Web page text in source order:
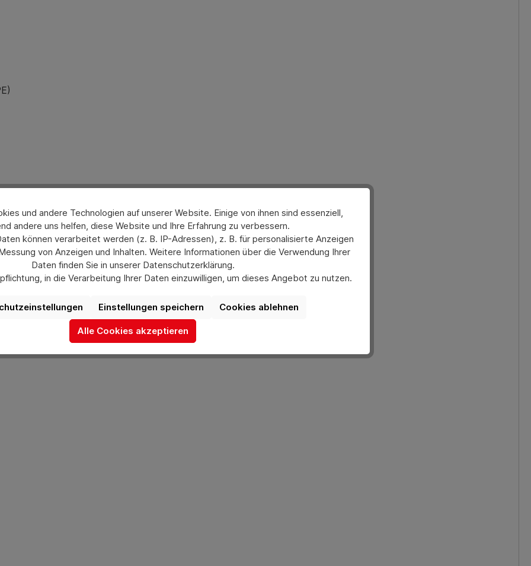
und andere Technologien auf unserer Website. Einige von ihnen sind essenziell,
andere uns helfen, diese Website und Ihre Erfahrung zu verbessern.
können verarbeitet werden (z. B. IP-Adressen), z. B. für personalisierte Anzeigen
von Anzeigen und Inhalten. Weitere Informationen über die Verwendung Ihrer
Daten finden Sie in unserer Datenschutzerklärung.
in die Verarbeitung Ihrer Daten einzuwilligen, um dieses Angebot zu nutzen.
individueller Einstellungen möglicherweise nicht alle Funktionen der Website
verfügbar sind.
Mehr Informationen
Cookies ablehnen
Einstellungen speichern
Alle Cookies akzeptieren